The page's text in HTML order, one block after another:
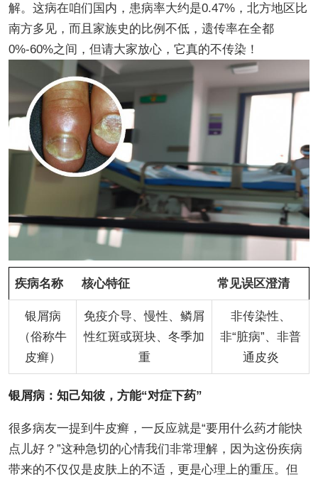
解。这病在咱们国内，患病率大约是0.47%，北方地区比
南方多见，而且家族史的比例不低，遗传率在全都
0%-60%之间，但请大家放心，它真的不传染！
疾病名称 核心特征 常见误区澄清
银屑病
（俗称牛
皮癣）
免疫介导、慢性、鳞屑
性红斑或斑块、冬季加
重
非传染性、
非“脏病”、非普
通皮炎
银屑病：知己知彼，方能“对症下药”
很多病友一提到牛皮癣，一反应就是“要用什么药才能快
点儿好？”这种急切的心情我们非常理解，因为这份疾病
带来的不仅仅是皮肤上的不适，更是心理上的重压。但